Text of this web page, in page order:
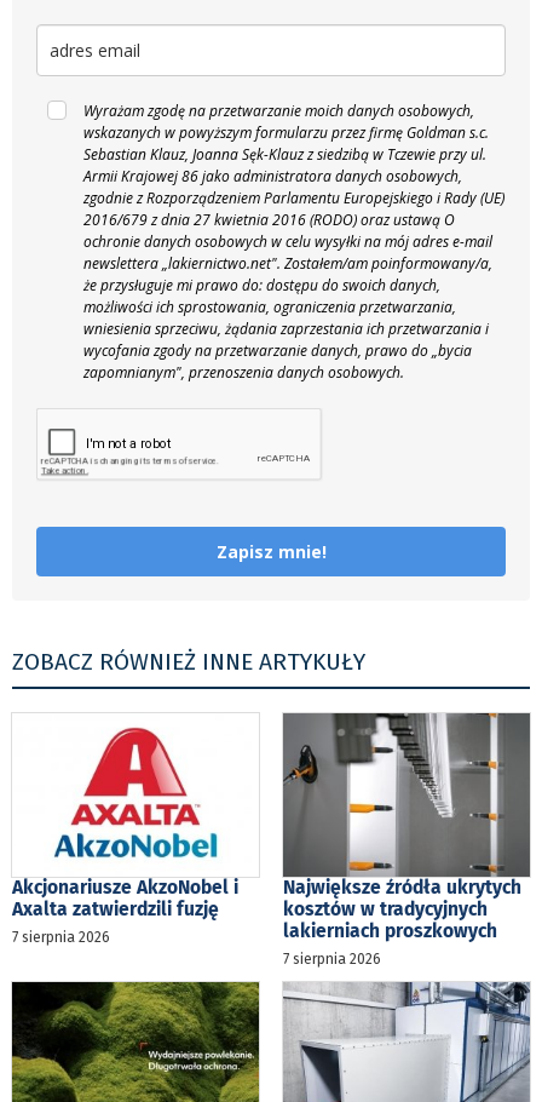
Wyrażam zgodę na przetwarzanie moich danych osobowych,
wskazanych w powyższym formularzu przez firmę Goldman s.c.
Sebastian Klauz, Joanna Sęk-Klauz z siedzibą w Tczewie przy ul.
Armii Krajowej 86 jako administratora danych osobowych,
zgodnie z Rozporządzeniem Parlamentu Europejskiego i Rady (UE)
2016/679 z dnia 27 kwietnia 2016 (RODO) oraz ustawą O
ochronie danych osobowych w celu wysyłki na mój adres e-mail
newslettera „lakiernictwo.net". Zostałem/am poinformowany/a,
że przysługuje mi prawo do: dostępu do swoich danych,
możliwości ich sprostowania, ograniczenia przetwarzania,
wniesienia sprzeciwu, żądania zaprzestania ich przetwarzania i
wycofania zgody na przetwarzanie danych, prawo do „bycia
zapomnianym", przenoszenia danych osobowych.
Zapisz mnie!
ZOBACZ RÓWNIEŻ INNE ARTYKUŁY
Akcjonariusze AkzoNobel i
Axalta zatwierdzili fuzję
7 sierpnia 2026
Największe źródła ukrytych
kosztów w tradycyjnych
lakierniach proszkowych
7 sierpnia 2026